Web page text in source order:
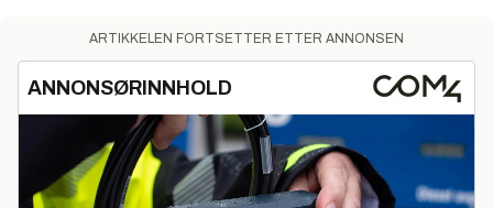
ARTIKKELEN FORTSETTER ETTER ANNONSEN
ANNONSØRINNHOLD